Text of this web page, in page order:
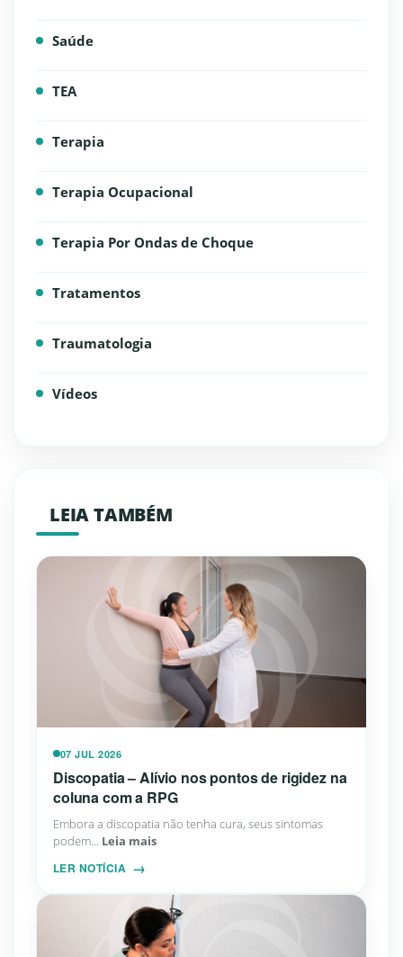
Saúde
TEA
Terapia
Terapia Ocupacional
Terapia Por Ondas de Choque
Tratamentos
Traumatologia
Vídeos
LEIA TAMBÉM
07 JUL 2026
Discopatia – Alívio nos pontos de rigidez na
coluna com a RPG
Embora a discopatia não tenha cura, seus sintomas
podem... Leia mais
LER NOTÍCIA